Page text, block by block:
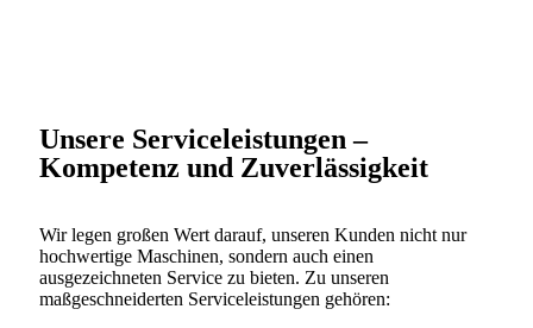
Unsere Serviceleistungen –
Kompetenz und Zuverlässigkeit
Wir legen großen Wert darauf, unseren Kunden nicht nur
hochwertige Maschinen, sondern auch einen
ausgezeichneten Service zu bieten. Zu unseren
maßgeschneiderten Serviceleistungen gehören: